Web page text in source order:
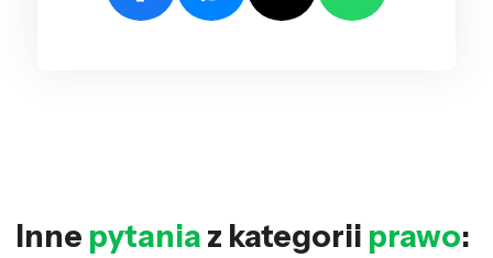
Inne pytania z kategorii prawo: